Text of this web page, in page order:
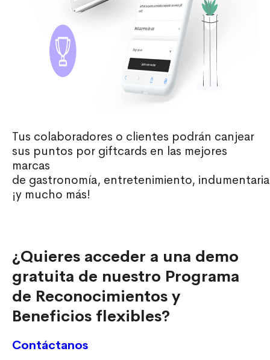
Tus colaboradores o clientes podrán canjear
sus puntos por giftcards en las mejores
marcas
de gastronomía, entretenimiento, indumentaria
¡y mucho más!
¿Quieres acceder a una demo
gratuita de nuestro Programa
de Reconocimientos y
Beneficios flexibles?
Contáctanos